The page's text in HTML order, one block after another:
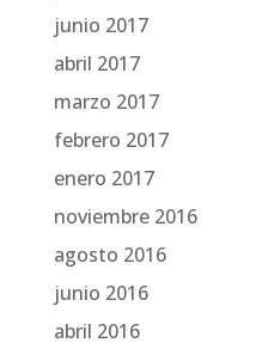
junio 2017
abril 2017
marzo 2017
febrero 2017
enero 2017
noviembre 2016
agosto 2016
junio 2016
abril 2016